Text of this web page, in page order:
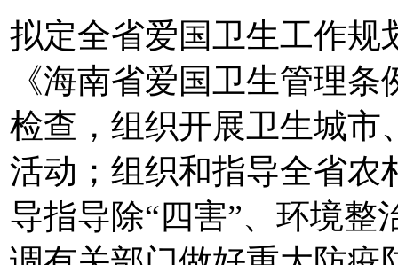
拟定全省爱国卫生工作规
《海南省爱国卫生管理
检查，组织开展卫生城市
活动；组织和指导全省农
导指导除“四害”、环境